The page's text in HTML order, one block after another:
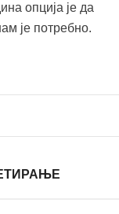
600kb
опција је да
је потребно.